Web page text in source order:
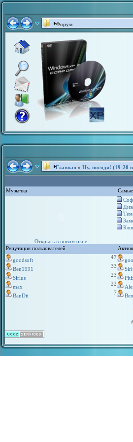
Форум
Главная » Ну, погоди! (19-20
Музычка
Открыть в новом окне
Репутация пользователей
goodsoft
47
Ben1991
33
Sirius
23
max
22
BanDit
7